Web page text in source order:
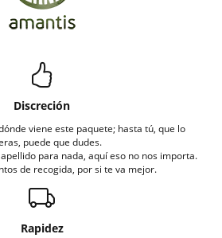
Discreción
viene este paquete; hasta tú, que lo
puede que dudes.
para nada, aquí eso no nos importa.
de recogida, por si te va mejor.
Rapidez